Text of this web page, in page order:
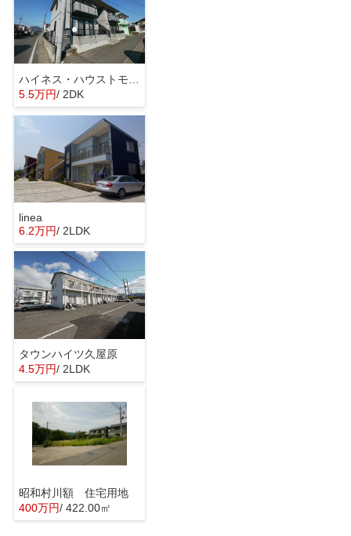
5.5万円/ 2DK
linea
6.2万円/ 2LDK
タウンハイツ久屋原
4.5万円/ 2LDK
昭和村川額 住宅用地
400万円/ 422.00㎡